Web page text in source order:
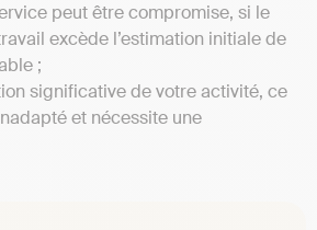
peut être compromise, si le
excède l’estimation initiale de
;
significative de votre activité, ce
et nécessite une